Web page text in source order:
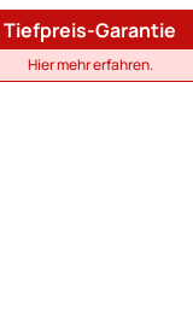
Tiefpreis-Garantie
Hier mehr erfahren.